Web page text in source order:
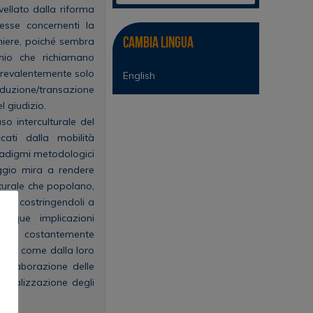
dalla riforma
concernenti la
poiché sembra
che richiamano
solo
transazione
giudizio.
interculturale del
dalla mobilità
metodologici
mira a rendere
che popolano,
costringendoli a
implicazioni
costantemente
come dalla loro
elaborazione delle
degli
Cambia lingua
English